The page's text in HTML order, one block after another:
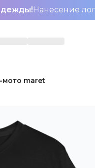
Нанесение
мото maret